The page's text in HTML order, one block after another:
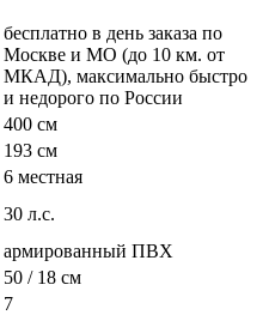
бесплатно в день заказа по
Москве и МО (до 10 км. от
МКАД), максимально быстро
и недорого по России
400 см
193 см
6 местная
30 л.с.
армированный ПВХ
50 / 18 см
7